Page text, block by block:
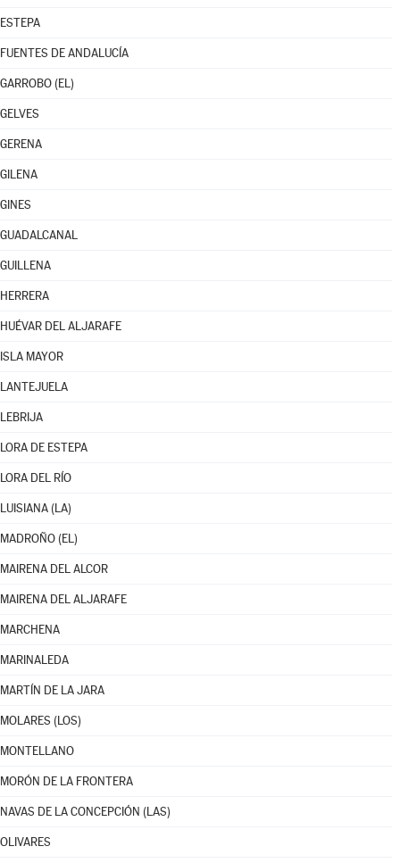
ESTEPA
FUENTES DE ANDALUCÍA
GARROBO (EL)
GELVES
GERENA
GILENA
GINES
GUADALCANAL
GUILLENA
HERRERA
HUÉVAR DEL ALJARAFE
ISLA MAYOR
LANTEJUELA
LEBRIJA
LORA DE ESTEPA
LORA DEL RÍO
LUISIANA (LA)
MADROÑO (EL)
MAIRENA DEL ALCOR
MAIRENA DEL ALJARAFE
MARCHENA
MARINALEDA
MARTÍN DE LA JARA
MOLARES (LOS)
MONTELLANO
MORÓN DE LA FRONTERA
NAVAS DE LA CONCEPCIÓN (LAS)
OLIVARES